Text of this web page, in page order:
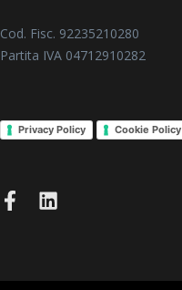
Cod. Fisc. 92235210280
Partita IVA 04712910282
Privacy Policy Cookie Policy